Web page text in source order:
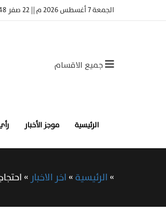
الجمعة 7 أغسطس 2026 م || 22 صفر 1448هـ ||
جميع الاقسام
الرئيسية موجز الأخبار
»الرئيسية»اخر الاخبار »